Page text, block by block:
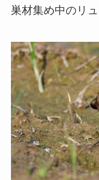
巣材集め中のリ